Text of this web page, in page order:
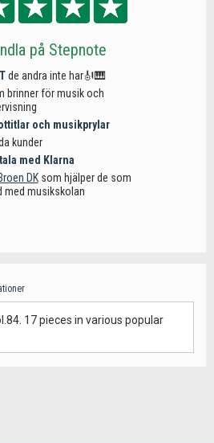
på Stepnote
de andra inte har🎻🎹
brinner för musik och
och musikprylar
kunder
med Klarna
Broen DKsom hjälper de som
med musikskolan
17 pieces in various popular